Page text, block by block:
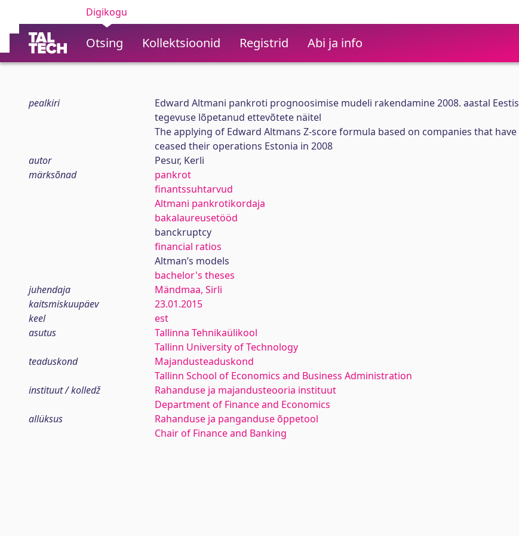
Digikogu
Otsing Kollektsioonid Registrid Abi ja info
pealkiri
Edward Altmani pankroti prognoosimise mudeli rakendamine 2008. aastal Eestis
tegevuse lõpetanud ettevõtete näitel
The applying of Edward Altmans Z-score formula based on companies that have
ceased their operations Estonia in 2008
autor
Pesur, Kerli
märksõnad
pankrot
finantssuhtarvud
Altmani pankrotikordaja
bakalaureusetööd
banckruptcy
financial ratios
Altman’s models
bachelor's theses
juhendaja
Mändmaa, Sirli
kaitsmiskuupäev
23.01.2015
keel
est
asutus
Tallinna Tehnikaülikool
Tallinn University of Technology
teaduskond
Majandusteaduskond
Tallinn School of Economics and Business Administration
instituut / kolledž
Rahanduse ja majandusteooria instituut
Department of Finance and Economics
allüksus
Rahanduse ja panganduse õppetool
Chair of Finance and Banking